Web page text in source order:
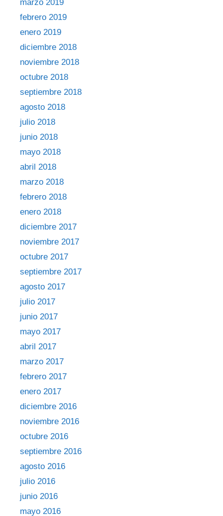
marzo 2019
febrero 2019
enero 2019
diciembre 2018
noviembre 2018
octubre 2018
septiembre 2018
agosto 2018
julio 2018
junio 2018
mayo 2018
abril 2018
marzo 2018
febrero 2018
enero 2018
diciembre 2017
noviembre 2017
octubre 2017
septiembre 2017
agosto 2017
julio 2017
junio 2017
mayo 2017
abril 2017
marzo 2017
febrero 2017
enero 2017
diciembre 2016
noviembre 2016
octubre 2016
septiembre 2016
agosto 2016
julio 2016
junio 2016
mayo 2016